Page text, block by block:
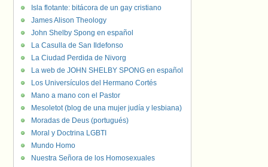
Isla flotante: bitácora de un gay cristiano
James Alison Theology
John Shelby Spong en español
La Casulla de San Ildefonso
La Ciudad Perdida de Nivorg
La web de JOHN SHELBY SPONG en español
Los Universículos del Hermano Cortés
Mano a mano con el Pastor
Mesoletot (blog de una mujer judía y lesbiana)
Moradas de Deus (portugués)
Moral y Doctrina LGBTI
Mundo Homo
Nuestra Señora de los Homosexuales